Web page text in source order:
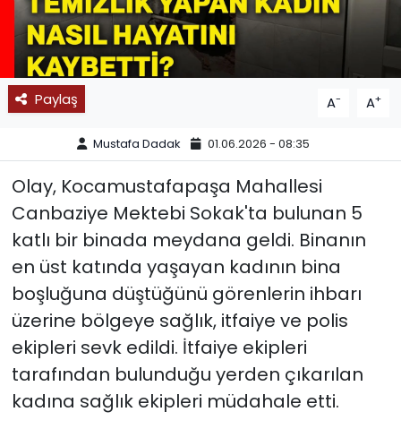
Paylaş A- A+
Mustafa Dadak 01.06.2026 - 08:35
Olay, Kocamustafapaşa Mahallesi
Canbaziye Mektebi Sokak'ta bulunan 5
katlı bir binada meydana geldi. Binanın
en üst katında yaşayan kadının bina
boşluğuna düştüğünü görenlerin ihbarı
üzerine bölgeye sağlık, itfaiye ve polis
ekipleri sevk edildi. İtfaiye ekipleri
tarafından bulunduğu yerden çıkarılan
kadına sağlık ekipleri müdahale etti.